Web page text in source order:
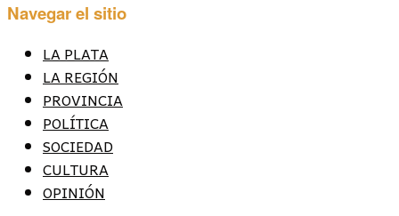
Navegar el sitio
LA PLATA
LA REGIÓN
PROVINCIA
POLÍTICA
SOCIEDAD
CULTURA
OPINIÓN